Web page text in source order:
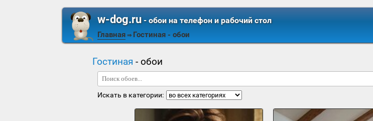
w-dog.ru- обои на телефон и рабочий стол
Главная ⇒ Гостиная - обои
Гостиная - обои
Искать в категории: